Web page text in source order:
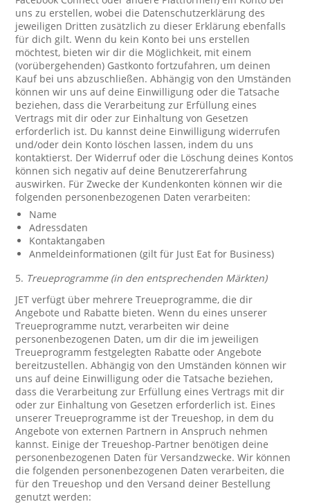
uns zu erstellen, wobei die Datenschutzerklärung des
jeweiligen Dritten zusätzlich zu dieser Erklärung ebenfalls
für dich gilt. Wenn du kein Konto bei uns erstellen
möchtest, bieten wir dir die Möglichkeit, mit einem
(vorübergehenden) Gastkonto fortzufahren, um deinen
Kauf bei uns abzuschließen. Abhängig von den Umständen
können wir uns auf deine Einwilligung oder die Tatsache
beziehen, dass die Verarbeitung zur Erfüllung eines
Vertrags mit dir oder zur Einhaltung von Gesetzen
erforderlich ist. Du kannst deine Einwilligung widerrufen
und/oder dein Konto löschen lassen, indem du uns
kontaktierst. Der Widerruf oder die Löschung deines Kontos
können sich negativ auf deine Benutzererfahrung
auswirken. Für Zwecke der Kundenkonten können wir die
folgenden personenbezogenen Daten verarbeiten:
Name
Adressdaten
Kontaktangaben
Anmeldeinformationen (gilt für Just Eat for Business)
5. Treueprogramme (in den entsprechenden Märkten)
JET verfügt über mehrere Treueprogramme, die dir
Angebote und Rabatte bieten. Wenn du eines unserer
Treueprogramme nutzt, verarbeiten wir deine
personenbezogenen Daten, um dir die im jeweiligen
Treueprogramm festgelegten Rabatte oder Angebote
bereitzustellen. Abhängig von den Umständen können wir
uns auf deine Einwilligung oder die Tatsache beziehen,
dass die Verarbeitung zur Erfüllung eines Vertrags mit dir
oder zur Einhaltung von Gesetzen erforderlich ist. Eines
unserer Treueprogramme ist der Treueshop, in dem du
Angebote von externen Partnern in Anspruch nehmen
kannst. Einige der Treueshop-Partner benötigen deine
personenbezogenen Daten für Versandzwecke. Wir können
die folgenden personenbezogenen Daten verarbeiten, die
für den Treueshop und den Versand deiner Bestellung
genutzt werden: